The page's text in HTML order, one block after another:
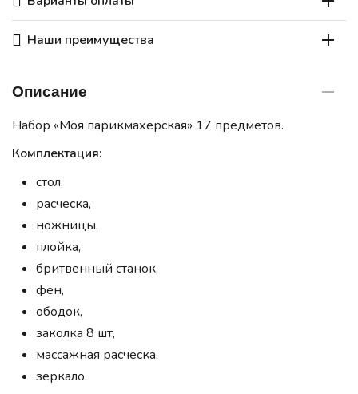
Наши преимущества
Описание
Набор «Моя парикмахерская» 17 предметов.
Комплектация:
стол,
расческа,
ножницы,
плойка,
бритвенный станок,
фен,
ободок,
заколка 8 шт,
массажная расческа,
зеркало.